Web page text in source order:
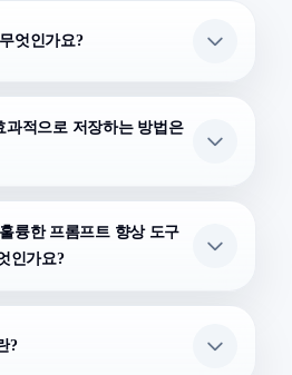
엇인가요?
과적으로 저장하는 방법은
륭한 프롬프트 향상 도구
인가요?
?